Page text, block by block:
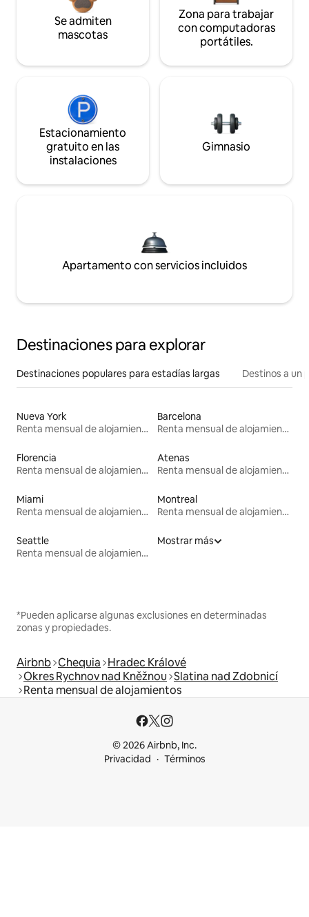
Se admiten
mascotas
Zona para trabajar
con computadoras
portátiles.
Estacionamiento
gratuito en las
instalaciones
Gimnasio
Apartamento con servicios incluidos
Destinaciones para explorar
Destinaciones populares para estadías largas Destinos a un
Nueva York
Renta mensual de alojamientos
Barcelona
Renta mensual de alojamientos
Florencia
Renta mensual de alojamientos
Atenas
Renta mensual de alojamientos
Miami
Renta mensual de alojamientos
Montreal
Renta mensual de alojamientos
Seattle
Renta mensual de alojamientos
Mostrar más
*Pueden aplicarse algunas exclusiones en determinadas
zonas y propiedades.
Airbnb Chequia Hradec Králové
Okres Rychnov nad Kněžnou Slatina nad Zdobnicí
Renta mensual de alojamientos
© 2026 Airbnb, Inc.
Privacidad
Términos